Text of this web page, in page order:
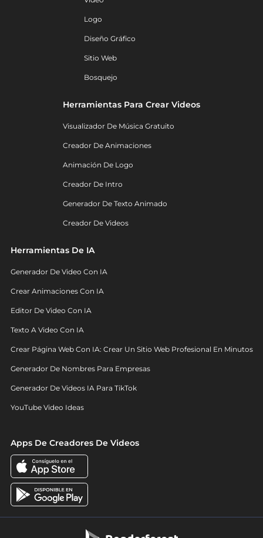
Logo
Diseño Gráfico
Sitio Web
Bosquejo
Herramientas Para Crear Videos
Visualizador De Música Gratuito
Creador De Animaciones
Animación De Logo
Creador De Intro
Generador De Texto Animado
Creador De Videos
Herramientas De IA
Generador De Video Con IA
Crear Animaciones Con IA
Editor De Video Con IA
Texto A Video Con IA
Crear Página Web Con IA: Crear Un Sitio Web Profesional En Minutos
Generador De Nombres Para Empresas
Generador De Videos IA Para TikTok
YouTube Video Ideas
Apps De Creadores De Videos